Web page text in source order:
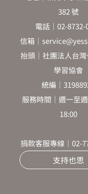
382 號
電話｜02-8732-
信箱｜
抬頭｜社團法人台
學習協會
統編｜
服務時間｜週一至
18:00
捐款客服專線｜02-
支持也思